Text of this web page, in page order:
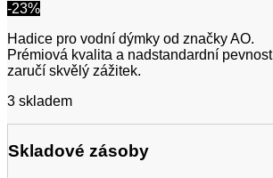
-23%
Hadice pro vodní dýmky od značky AO.
Prémiová kvalita a nadstandardní pevnost
zaručí skvělý zážitek.
3 skladem
Skladové zásoby